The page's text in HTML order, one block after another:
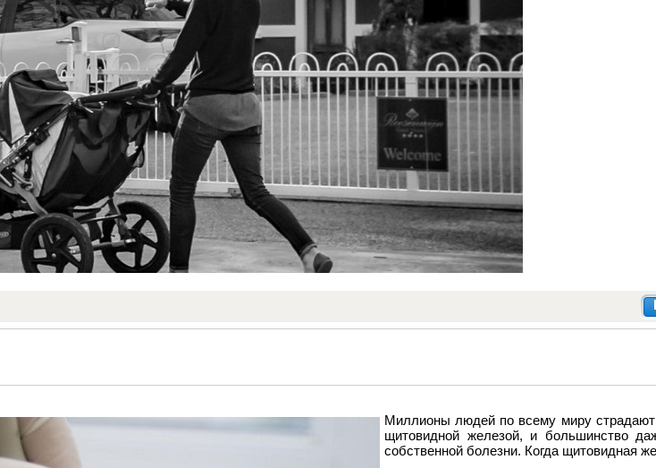
Миллионы людей по всему миру
щитовидной железой, и большинство
собственной болезни. Когда щитовидная